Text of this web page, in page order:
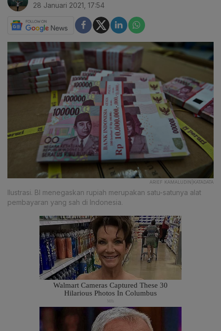
28 Januari 2021, 17:54
ARIEF KAMALUDIN|KATADATA
Ilustrasi. BI menegaskan rupiah merupakan satu-satunya alat
pembayaran yang sah di Indonesia.